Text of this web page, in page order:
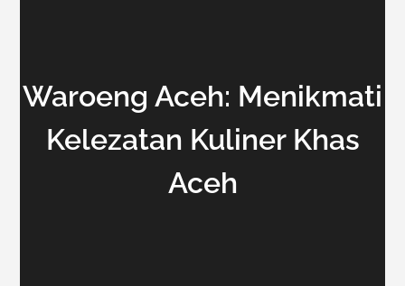
Waroeng Aceh: Menikmati
Kelezatan Kuliner Khas
Aceh